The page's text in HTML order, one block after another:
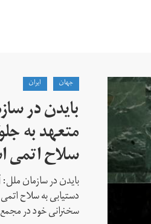
جهان ايران
بایدن در
متعهد به
سلاح
بایدن در سازمان
دستیابی به سلاح
سخنرانی خود در